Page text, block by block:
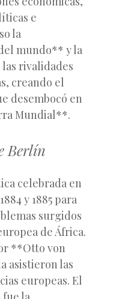
e
la
mundo** y la
rivalidades
creando el
desembocó en
Mundial**.
Berlín
celebrada en
y 1885 para
surgidos
de África.
**Otto von
asistieron las
europeas. El